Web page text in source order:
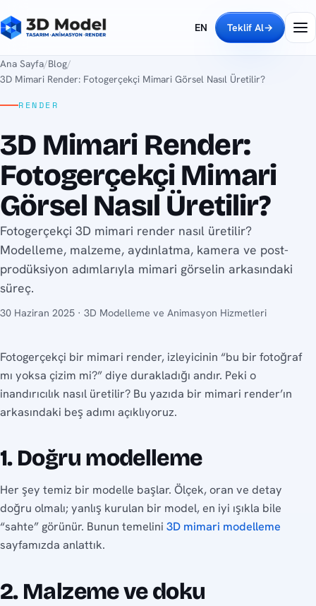
EN Teklif Al→
Ana Sayfa/Blog/
3D Mimari Render: Fotogerçekçi Mimari Görsel Nasıl Üretilir?
RENDER
3D Mimari Render:
Fotogerçekçi Mimari
Görsel Nasıl Üretilir?
Fotogerçekçi 3D mimari render nasıl üretilir?
Modelleme, malzeme, aydınlatma, kamera ve post-
prodüksiyon adımlarıyla mimari görselin arkasındaki
süreç.
30 Haziran 2025 · 3D Modelleme ve Animasyon Hizmetleri
Fotogerçekçi bir mimari render, izleyicinin “bu bir fotoğraf
mı yoksa çizim mi?” diye durakladığı andır. Peki o
inandırıcılık nasıl üretilir? Bu yazıda bir mimari render’ın
arkasındaki beş adımı açıklıyoruz.
1. Doğru modelleme
Her şey temiz bir modelle başlar. Ölçek, oran ve detay
doğru olmalı; yanlış kurulan bir model, en iyi ışıkla bile
“sahte” görünür. Bunun temelini 3D mimari modelleme
sayfamızda anlattık.
2. Malzeme ve doku